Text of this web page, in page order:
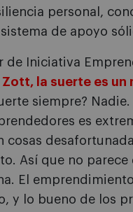
personal,
de apoyo
de Iniciativa
la suerte es un
siempre? Nadie.
es
cosas
Así que no
El
y lo bueno de los